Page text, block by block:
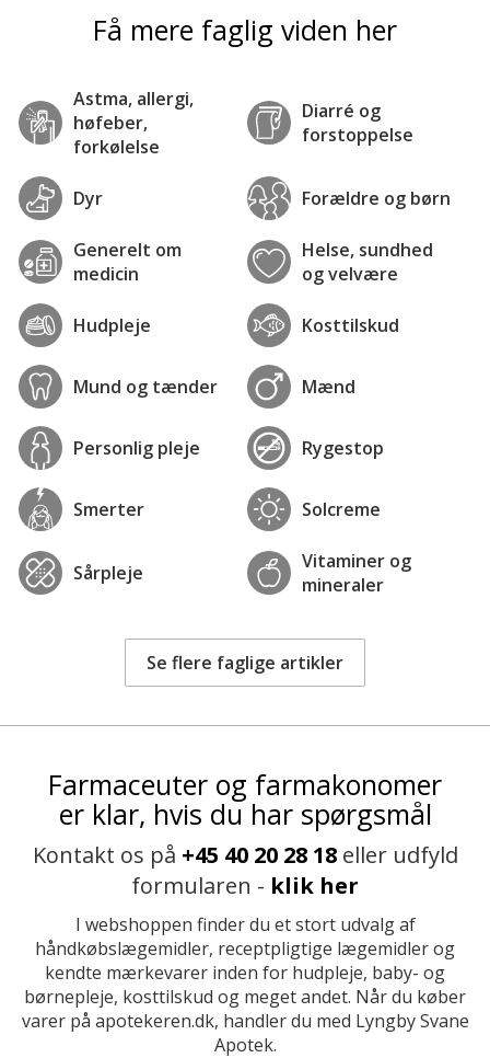
Få mere faglig viden her
Astma, allergi,
høfeber,
forkølelse
Diarré og
forstoppelse
Dyr Forældre og børn
Generelt om
medicin
Helse, sundhed
og velvære
Hudpleje Kosttilskud
Mund og tænder Mænd
Personlig pleje Rygestop
Smerter Solcreme
Sårpleje
Vitaminer og
mineraler
Se flere faglige artikler
Farmaceuter og farmakonomer
er klar, hvis du har spørgsmål
Kontakt os på +45 40 20 28 18eller udfyld
formularen - klik her
I webshoppen finder du et stort udvalg af
håndkøbslægemidler, receptpligtige lægemidler og
kendte mærkevarer inden for hudpleje, baby- og
børnepleje, kosttilskud og meget andet. Når du køber
varer på apotekeren.dk, handler du med Lyngby Svane
Apotek.